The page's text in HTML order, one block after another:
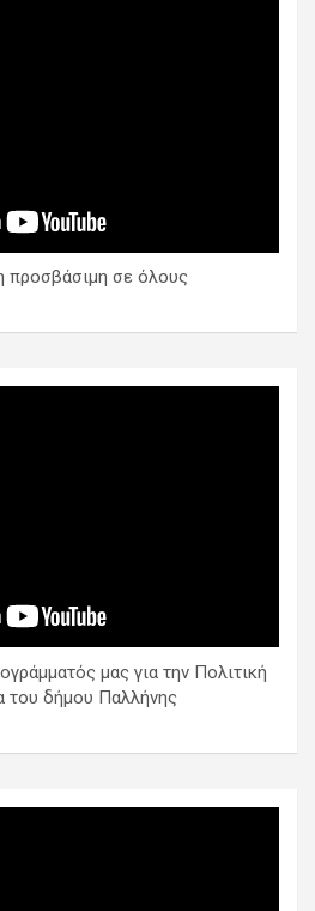
προσβάσιμη σε όλους
μας για την Πολιτική
του δήμου Παλλήνης